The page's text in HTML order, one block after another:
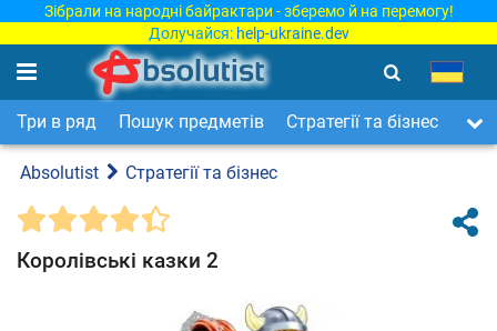
Зібрали на народні байрактари - зберемо й на перемогу!
Долучайся: help-ukraine.dev
Три в ряд Пошук предметів Стратегії та бізнес
Absolutist Стратегії та бізнес
Королівські казки 2